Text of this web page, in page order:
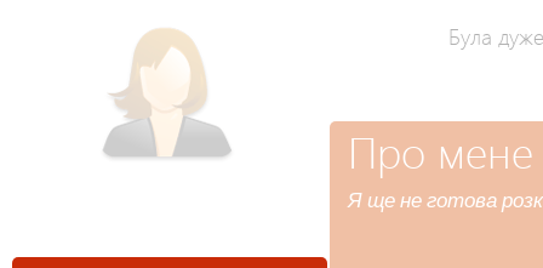
Була
Про мене
Я ще не готова